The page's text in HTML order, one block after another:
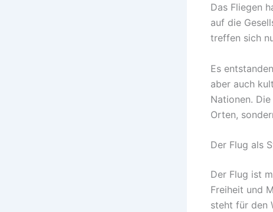
Das Fliegen
auf die
treffen sich
Es
aber auch
Nationen.
Orten,
Der Flug als
Der Flug ist
Freiheit und
steht für den